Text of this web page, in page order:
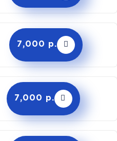
7,000 р.
7,000 р.